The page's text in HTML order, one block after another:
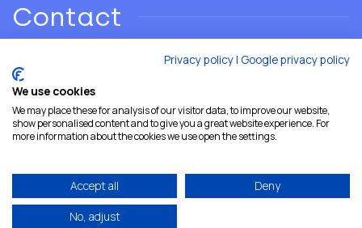
Contact
Phone: +46 706 28 02 86
Email:hello@developersshore.com
Privacy policy| Google privacy policy
We use cookies
We may place these for analysis of our visitor data, to improve our website,
show personalised content and to give you a great website experience. For
more information about the cookies we use open the settings.
Accept all
Deny
No, adjust